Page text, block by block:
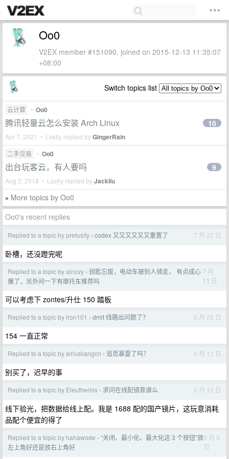
Oo0
V2EX member #151090, joined on 2015-12-13 11:35:07
+08:00
Switch topics list
云计算 • Oo0
腾讯轻量云怎么安装 Arch Linux
Apr 7, 2021 • Lastly replied byGingerRain
10
二手交易 • Oo0
出台玩客云，有人要吗
Aug 2, 2018 • Lastly replied byJackliu
9
» More topics by Oo0
Oo0's recent replies
Replied to a topic by prefusify › codex 又又又又又又重置了 7 月 22 日
卧槽，还没蹬完呢
Replied to a topic by aincvy › 钥匙忘拔，电动车被别人骑走， 有点成心
魔了，另外问一下有摩托车推荐吗
7 月
13 日
可以考虑下 zontes/升仕 150 踏板
Replied to a topic by iron101 › dmit 线路出问题了？ 6 月 29 日
154 一直正常
Replied to a topic by siriusliangcn › 追觅暴雷了吗？ 6 月 12 日
别买了，迟早的事
Replied to a topic by Eleutherios › 求问在线配镜靠谱么 6 月 12 日
线下验光，把数据给线上配。我是 1688 配的国产镜片，这玩意消耗
品配个便宜的得了
Replied to a topic by hahawode › “关闭、最小化、最大化这 3 个按钮”放
左上角好还是放右上角好
6 月 5
日